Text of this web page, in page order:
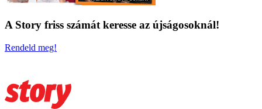
A Story friss számát keresse az újságosoknál!
Rendeld meg!